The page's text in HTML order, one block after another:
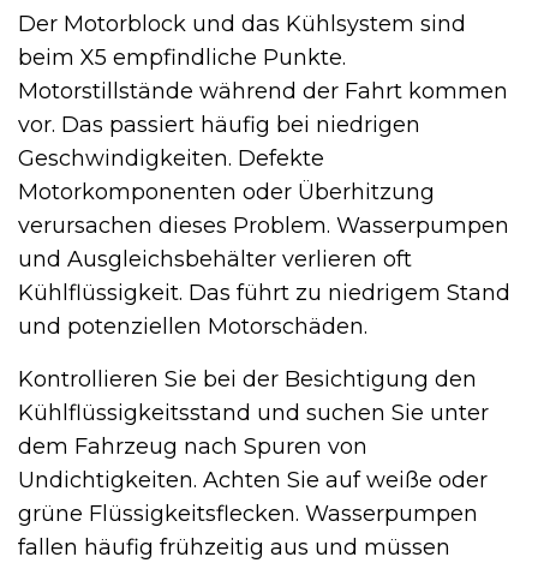
Der Motorblock und das Kühlsystem sind
beim X5 empfindliche Punkte.
Motorstillstände während der Fahrt kommen
vor. Das passiert häufig bei niedrigen
Geschwindigkeiten. Defekte
Motorkomponenten oder Überhitzung
verursachen dieses Problem. Wasserpumpen
und Ausgleichsbehälter verlieren oft
Kühlflüssigkeit. Das führt zu niedrigem Stand
und potenziellen Motorschäden.
Kontrollieren Sie bei der Besichtigung den
Kühlflüssigkeitsstand und suchen Sie unter
dem Fahrzeug nach Spuren von
Undichtigkeiten. Achten Sie auf weiße oder
grüne Flüssigkeitsflecken. Wasserpumpen
fallen häufig frühzeitig aus und müssen